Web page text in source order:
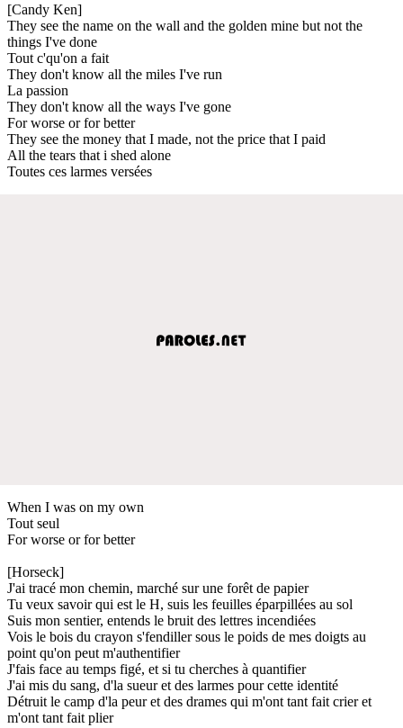
[Candy Ken]
They see the name on the wall and the golden mine but not the
things I've done
Tout c'qu'on a fait
They don't know all the miles I've run
La passion
They don't know all the ways I've gone
For worse or for better
They see the money that I made, not the price that I paid
All the tears that i shed alone
Toutes ces larmes versées
When I was on my own
Tout seul
For worse or for better
[Horseck]
J'ai tracé mon chemin, marché sur une forêt de papier
Tu veux savoir qui est le H, suis les feuilles éparpillées au sol
Suis mon sentier, entends le bruit des lettres incendiées
Vois le bois du crayon s'fendiller sous le poids de mes doigts au
point qu'on peut m'authentifier
J'fais face au temps figé, et si tu cherches à quantifier
J'ai mis du sang, d'la sueur et des larmes pour cette identité
Détruit le camp d'la peur et des drames qui m'ont tant fait crier et
m'ont tant fait plier